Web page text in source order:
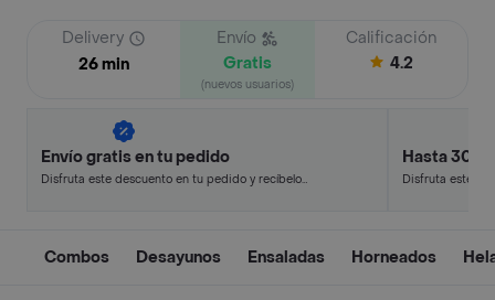
Delivery
26 min
Envío
Gratis
(nuevos usuarios)
Calificación
4.2
Envío gratis en tu pedido
Disfruta este descuento en tu pedido y recíbelo
Hasta 30%
Disfruta este
Combos Desayunos Ensaladas Horneados